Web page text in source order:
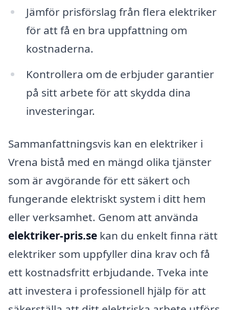
Jämför prisförslag från flera elektriker
för att få en bra uppfattning om
kostnaderna.
Kontrollera om de erbjuder garantier
på sitt arbete för att skydda dina
investeringar.
Sammanfattningsvis kan en elektriker i
Vrena bistå med en mängd olika tjänster
som är avgörande för ett säkert och
fungerande elektriskt system i ditt hem
eller verksamhet. Genom att använda
elektriker-pris.se kan du enkelt finna rätt
elektriker som uppfyller dina krav och få
ett kostnadsfritt erbjudande. Tveka inte
att investera i professionell hjälp för att